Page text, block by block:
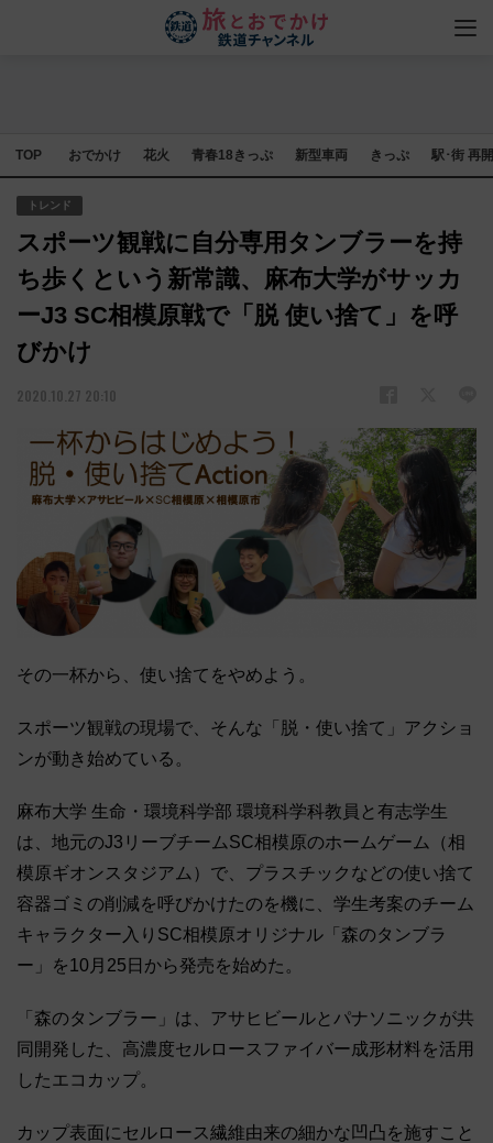
TOP おでかけ 花火 青春18きっぷ 新型車両 きっぷ 駅･街 再
トレンド
スポーツ観戦に自分専用タンブラーを持
ち歩くという新常識、麻布大学がサッカ
ーJ3 SC相模原戦で「脱 使い捨て」を呼
びかけ
2020.10.27 20:10
その一杯から、使い捨てをやめよう。
スポーツ観戦の現場で、そんな「脱・使い捨て」アクショ
ンが動き始めている。
麻布大学 生命・環境科学部 環境科学科教員と有志学生
は、地元のJ3リーブチームSC相模原のホームゲーム（相
模原ギオンスタジアム）で、プラスチックなどの使い捨て
容器ゴミの削減を呼びかけたのを機に、学生考案のチーム
キャラクター入りSC相模原オリジナル「森のタンブラ
ー」を10月25日から発売を始めた。
「森のタンブラー」は、アサヒビールとパナソニックが共
同開発した、高濃度セルロースファイバー成形材料を活用
したエコカップ。
カップ表面にセルロース繊維由来の細かな凹凸を施すこと